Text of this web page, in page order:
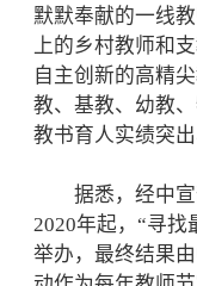
默默奉献的一线
上的乡村教师和
自主创新的高精
教、基教、幼教
教书育人实绩突
据悉，经中宣
2020年起，“寻找
举办，最终结果